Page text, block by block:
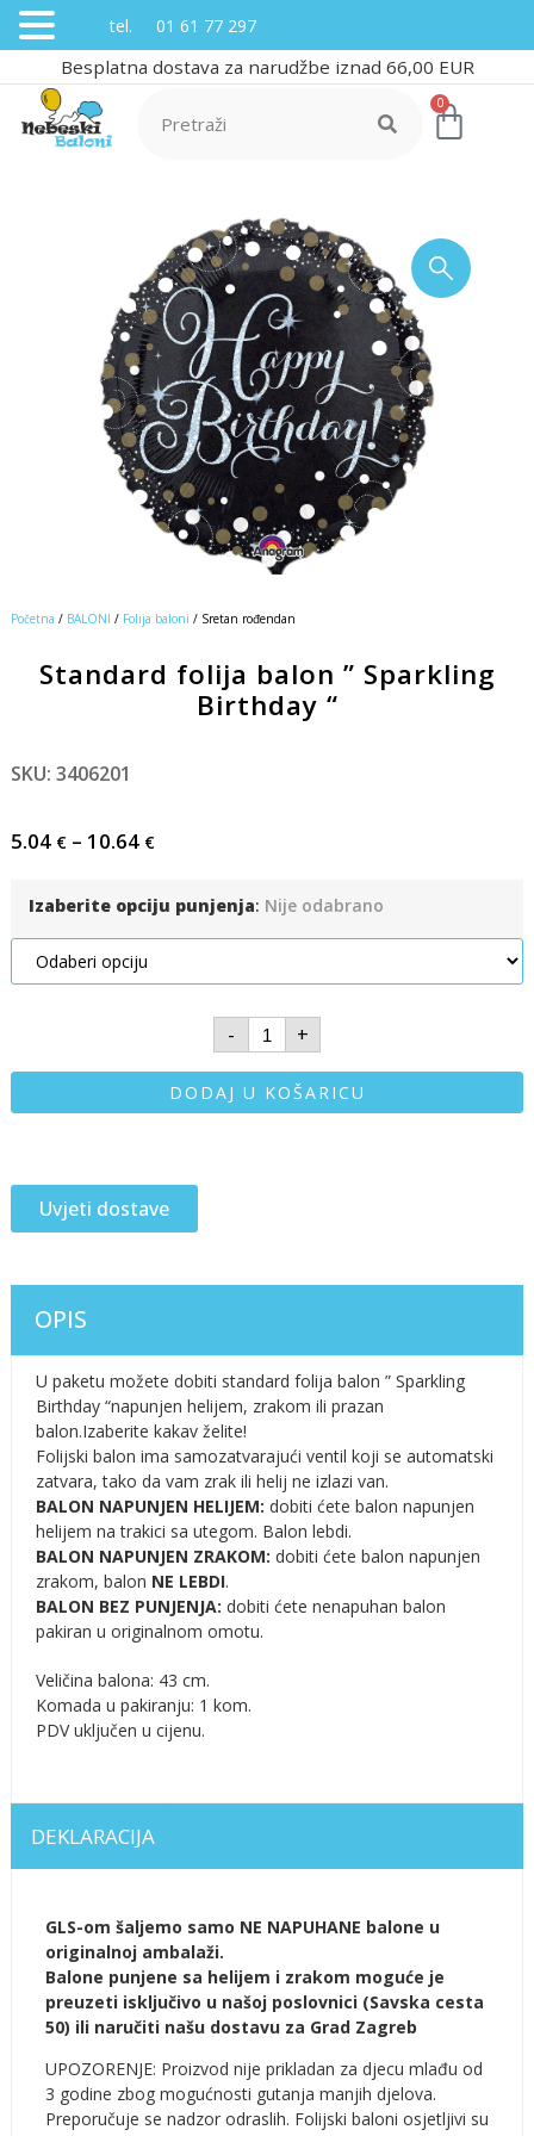
Besplatna dostava za narudžbe iznad 66,00 EUR
0
Početna / BALONI / Folija baloni / Sretan rođendan
Standard folija balon ” Sparkling
Birthday “
SKU: 3406201
5.04 €– 10.64 €
Izaberite opciju punjenja: Nije odabrano
- +
DODAJ U KOŠARICU
Uvjeti dostave
OPIS
U paketu možete dobiti standard folija balon ” Sparkling
Birthday “napunjen helijem, zrakom ili prazan
balon.Izaberite kakav želite!
Folijski balon ima samozatvarajući ventil koji se automatski
zatvara, tako da vam zrak ili helij ne izlazi van.
BALON NAPUNJEN HELIJEM: dobiti ćete balon napunjen
helijem na trakici sa utegom. Balon lebdi.
BALON NAPUNJEN ZRAKOM: dobiti ćete balon napunjen
zrakom, balon NE LEBDI.
BALON BEZ PUNJENJA: dobiti ćete nenapuhan balon
pakiran u originalnom omotu.
Veličina balona: 43 cm.
Komada u pakiranju: 1 kom.
PDV uključen u cijenu.
DEKLARACIJA
GLS-om šaljemo samo NE NAPUHANE balone u
originalnoj ambalaži.
Balone punjene sa helijem i zrakom moguće je
preuzeti isključivo u našoj poslovnici (Savska cesta
50) ili naručiti našu dostavu za Grad Zagreb
UPOZORENJE: Proizvod nije prikladan za djecu mlađu od
3 godine zbog mogućnosti gutanja manjih djelova.
Preporučuje se nadzor odraslih. Folijski baloni osjetljivi su
tel. 01 61 77 297